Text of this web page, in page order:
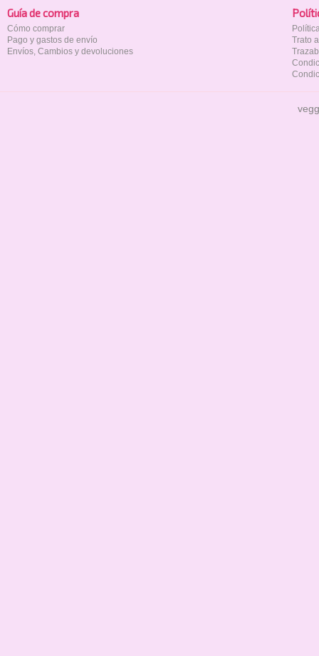
Guía de compra
Cómo comprar
Pago y gastos de envío
Envíos, Cambios y devoluciones
Trato